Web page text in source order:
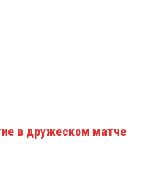
в дружеском матче